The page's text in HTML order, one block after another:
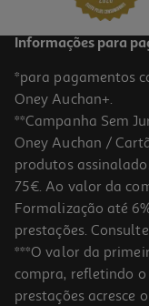
Informações para
*para pagamentos
Oney Auchan+.
**Campanha Sem
Oney Auchan /
produtos
75€. Ao valor da
Formalização até
prestações.
***O valor da
compra, refletindo
prestações acresce